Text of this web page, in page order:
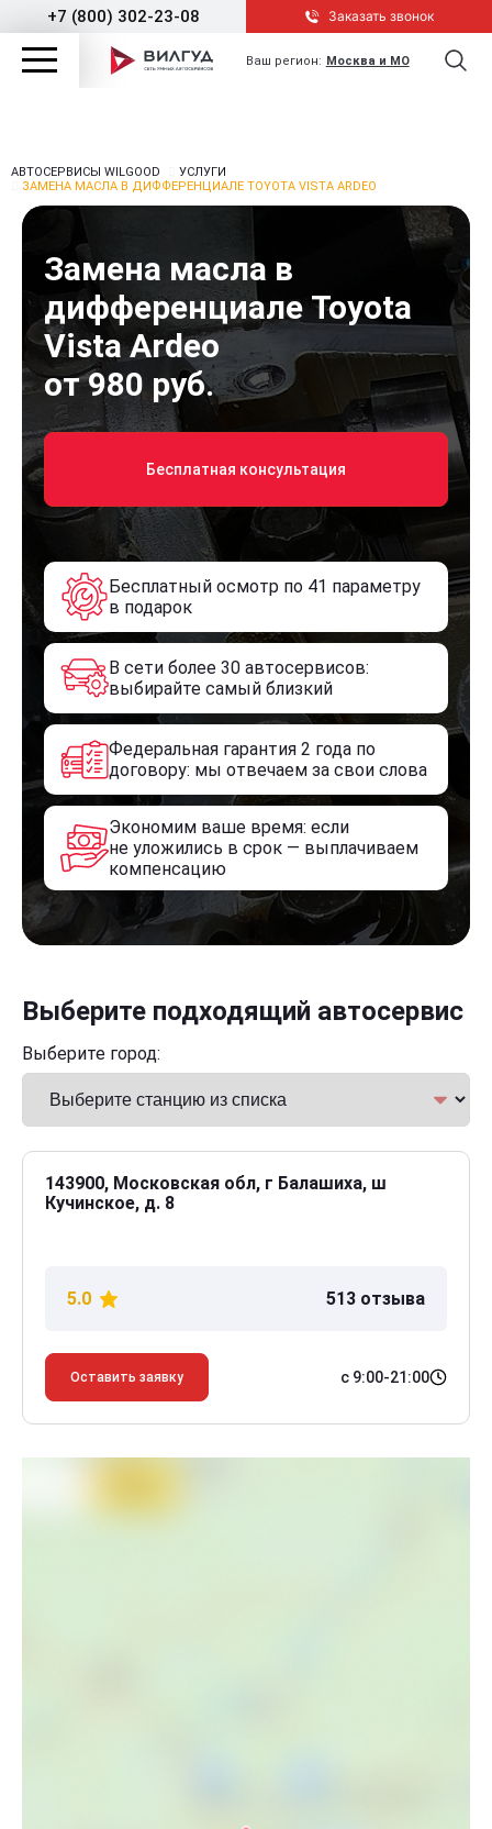
+7 (800) 302-23-08 Заказать звонок
Ваш регион: Москва и МО
АВТОСЕРВИСЫ WILGOOD
УСЛУГИ
ЗАМЕНА МАСЛА В ДИФФЕРЕНЦИАЛЕ TOYOTA VISTA ARDEO
Замена масла в
дифференциале Toyota
Vista Ardeo
от 980 руб.
Бесплатная консультация
Бесплатный осмотр по 41 параметру
в подарок
В сети более 30 автосервисов:
выбирайте самый близкий
Федеральная гарантия 2 года по
договору: мы отвечаем за свои слова
Экономим ваше время: если
не уложились в срок — выплачиваем
компенсацию
Выберите подходящий автосервис
Выберите город:
143900, Московская обл, г Балашиха, ш
Кучинское, д. 8
5.0 513 отзыва
Оставить заявку с 9:00-21:00